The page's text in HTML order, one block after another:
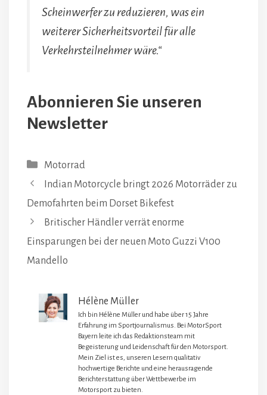
Scheinwerfer zu reduzieren, was ein
weiterer Sicherheitsvorteil für alle
Verkehrsteilnehmer wäre.“
Abonnieren Sie unseren
Newsletter
Kategorien
Motorrad
Indian Motorcycle bringt 2026 Motorräder zu
Demofahrten beim Dorset Bikefest
Britischer Händler verrät enorme
Einsparungen bei der neuen Moto Guzzi V100
Mandello
Hélène Müller
Ich bin Hélène Müller und habe über 15 Jahre
Erfahrung im Sportjournalismus. Bei MotorSport
Bayern leite ich das Redaktionsteam mit
Begeisterung und Leidenschaft für den Motorsport.
Mein Ziel ist es, unseren Lesern qualitativ
hochwertige Berichte und eine herausragende
Berichterstattung über Wettbewerbe im
Motorsport zu bieten.